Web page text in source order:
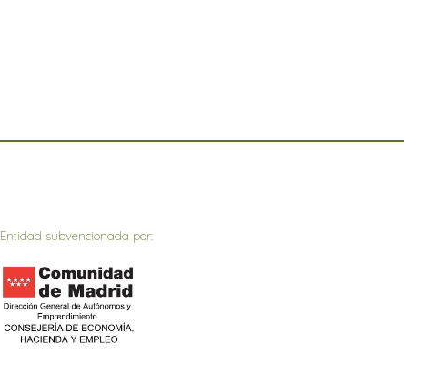
Entidad subvencionada por: